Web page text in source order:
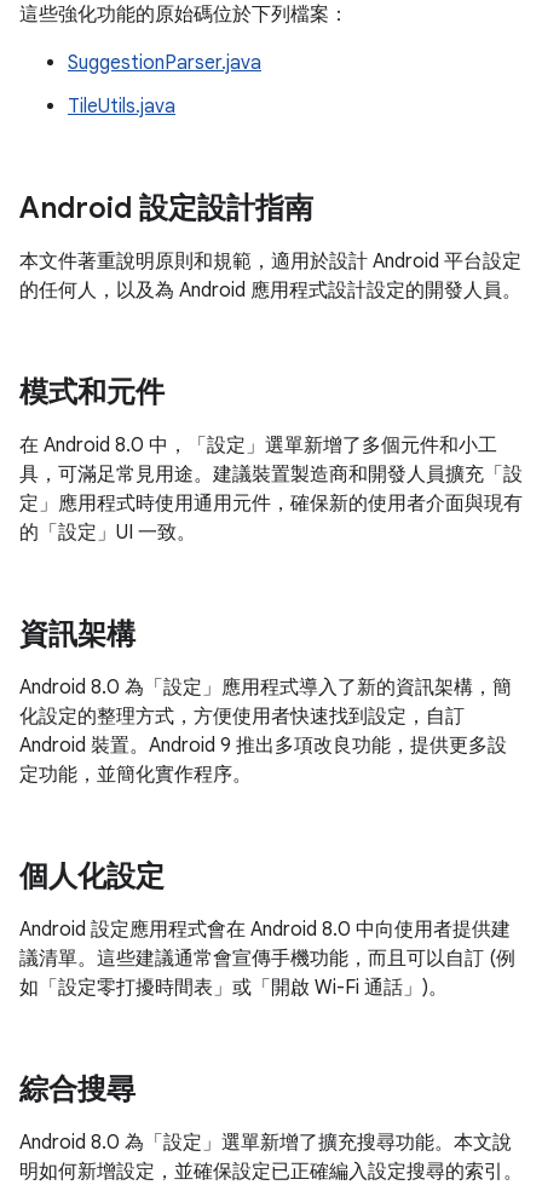
這些強化功能的原始碼位於下列檔案：
SuggestionParser.java
TileUtils.java
Android 設定設計指南
本文件著重說明原則和規範，適用於設計 Android 平台設定
的任何人，以及為 Android 應用程式設計設定的開發人員。
模式和元件
在 Android 8.0 中，「設定」選單新增了多個元件和小工
具，可滿足常見用途。建議裝置製造商和開發人員擴充「設
定」應用程式時使用通用元件，確保新的使用者介面與現有
的「設定」UI 一致。
資訊架構
Android 8.0 為「設定」應用程式導入了新的資訊架構，簡
化設定的整理方式，方便使用者快速找到設定，自訂
Android 裝置。Android 9 推出多項改良功能，提供更多設
定功能，並簡化實作程序。
個人化設定
Android 設定應用程式會在 Android 8.0 中向使用者提供建
議清單。這些建議通常會宣傳手機功能，而且可以自訂 (例
如「設定零打擾時間表」或「開啟 Wi-Fi 通話」)。
綜合搜尋
Android 8.0 為「設定」選單新增了擴充搜尋功能。本文說
明如何新增設定，並確保設定已正確編入設定搜尋的索引。